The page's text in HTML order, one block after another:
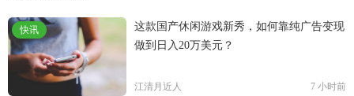
快讯
这款国产休闲游戏新秀，如何靠纯广告变现
做到日入20万美元？
江清月近人 7 小时前